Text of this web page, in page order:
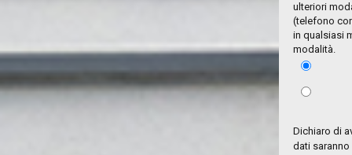
ulteriori
(telefono
in qualsiasi
modalità.
Dichiaro di
dati saranno